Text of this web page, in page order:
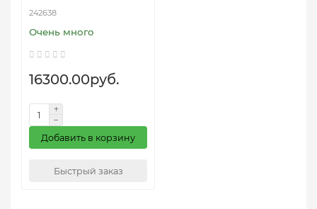
242638
Очень много
16300.00руб.
Добавить в корзину
Быстрый заказ